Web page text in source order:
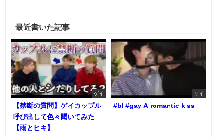
最近書いた記事
ゲイ
【禁断の質問】ゲイカップル
呼び出して色々聞いてみた
【雨とヒキ】
ゲイ
#bl #gay A romantic kiss